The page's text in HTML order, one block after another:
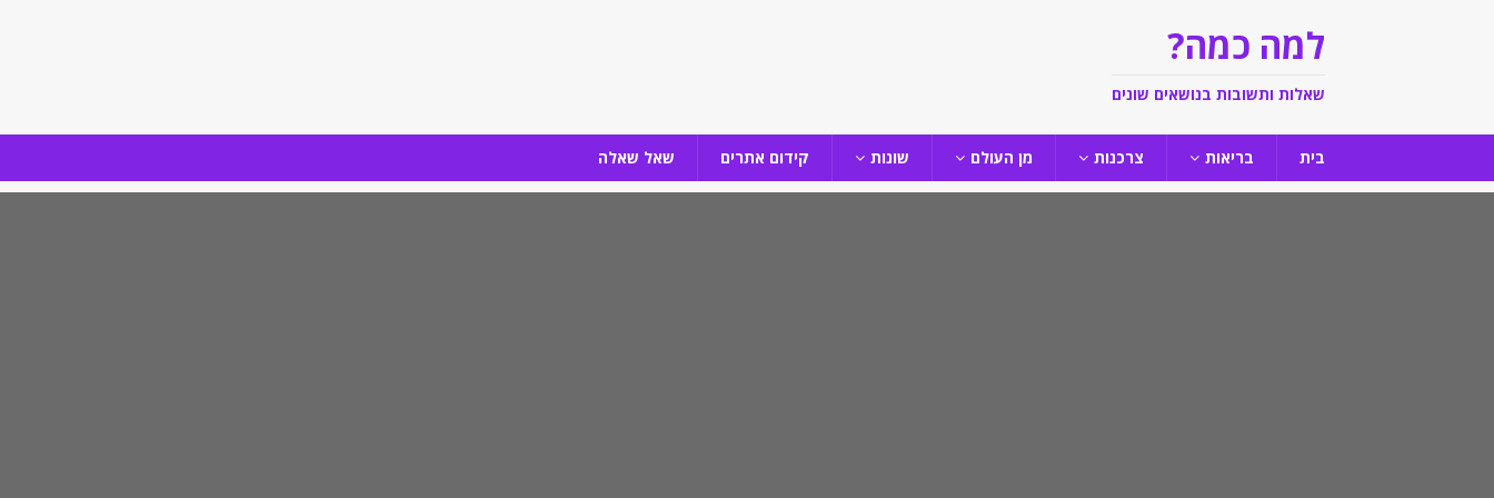
למה כמה?
שאלות ותשובות בנושאים שונים
בית בריאות צרכנות מן העולם שונות קידום אתרים שאל שאלה